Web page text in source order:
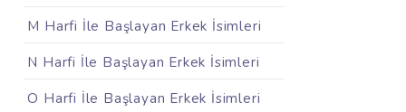
M Harfi İle Başlayan Erkek İsimleri
N Harfi İle Başlayan Erkek İsimleri
O Harfi İle Başlayan Erkek İsimleri